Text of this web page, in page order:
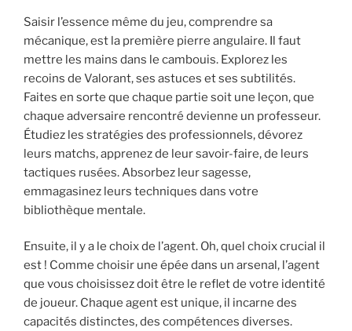
Saisir l’essence même du jeu, comprendre sa
mécanique, est la première pierre angulaire. Il faut
mettre les mains dans le cambouis. Explorez les
recoins de Valorant, ses astuces et ses subtilités.
Faites en sorte que chaque partie soit une leçon, que
chaque adversaire rencontré devienne un professeur.
Étudiez les stratégies des professionnels, dévorez
leurs matchs, apprenez de leur savoir-faire, de leurs
tactiques rusées. Absorbez leur sagesse,
emmagasinez leurs techniques dans votre
bibliothèque mentale.
Ensuite, il y a le choix de l’agent. Oh, quel choix crucial il
est ! Comme choisir une épée dans un arsenal, l’agent
que vous choisissez doit être le reflet de votre identité
de joueur. Chaque agent est unique, il incarne des
capacités distinctes, des compétences diverses.